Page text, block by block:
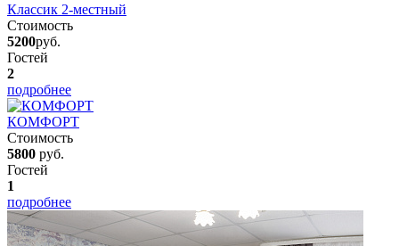
Классик 2-местный
Стоимость
5200руб.
Гостей
2
подробнее
КОМФОРТ
Стоимость
5800 руб.
Гостей
1
подробнее